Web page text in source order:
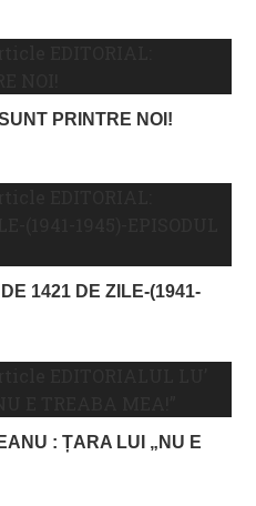
PRINTRE NOI!
1421 DE ZILE-(1941-
: ȚARA LUI „NU E